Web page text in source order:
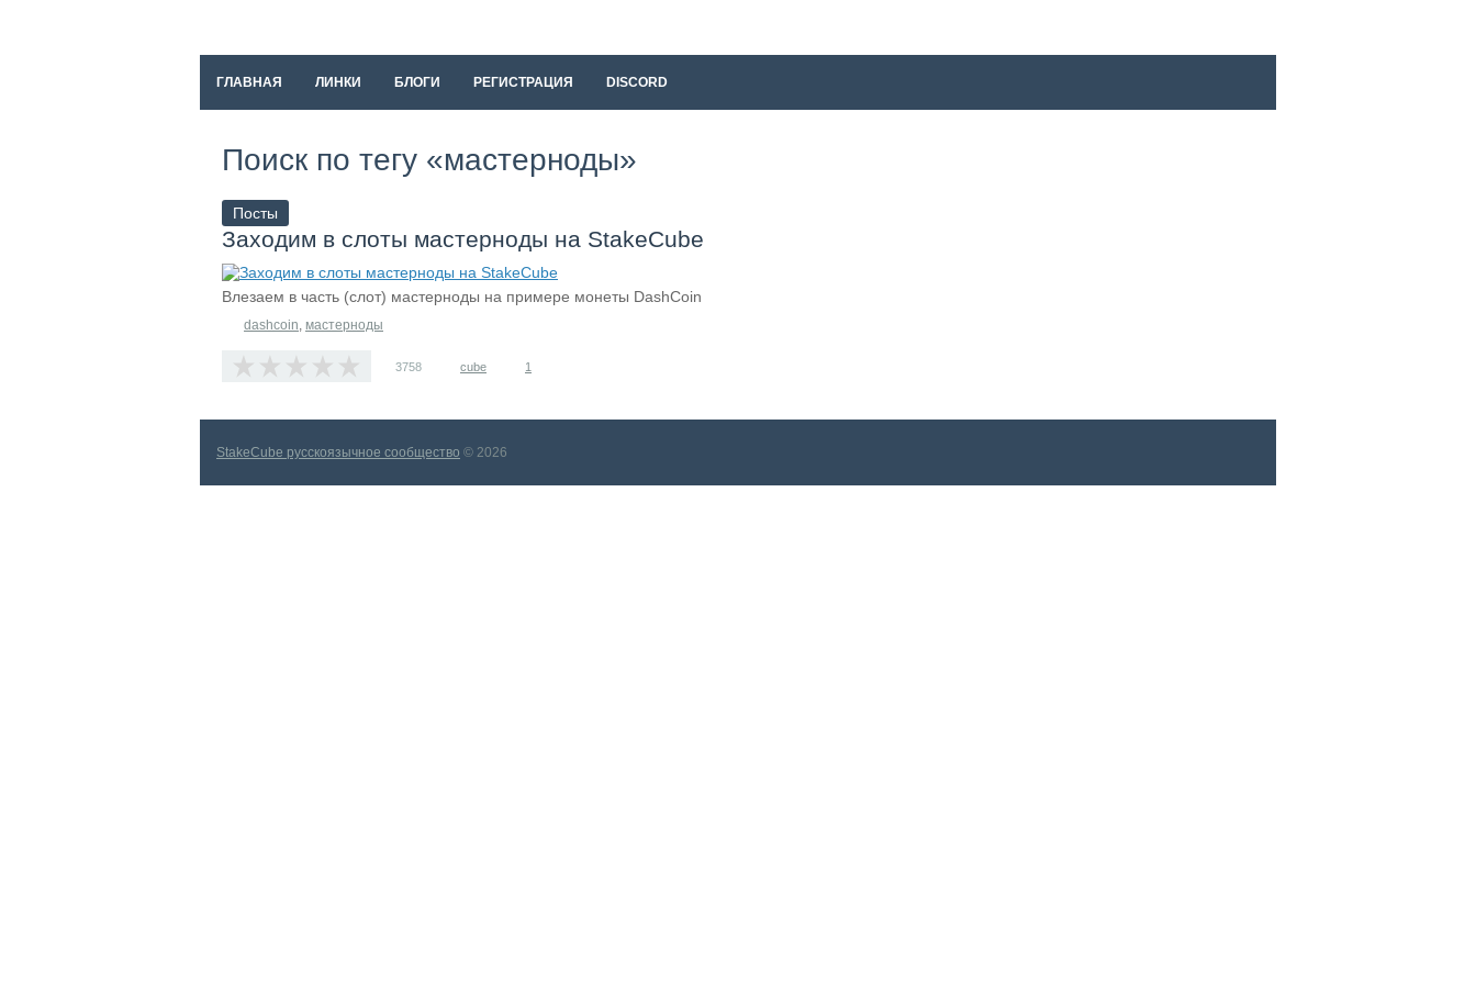
ГЛАВНАЯ ЛИНКИ БЛОГИ РЕГИСТРАЦИЯ DISCORD
Поиск по тегу «мастерноды»
Посты
Заходим в слоты мастерноды на StakeCube
Влезаем в часть (слот) мастерноды на примере монеты DashCoin
dashcoin, мастерноды
3758 cube 1
StakeCube русскоязычное сообщество © 2026